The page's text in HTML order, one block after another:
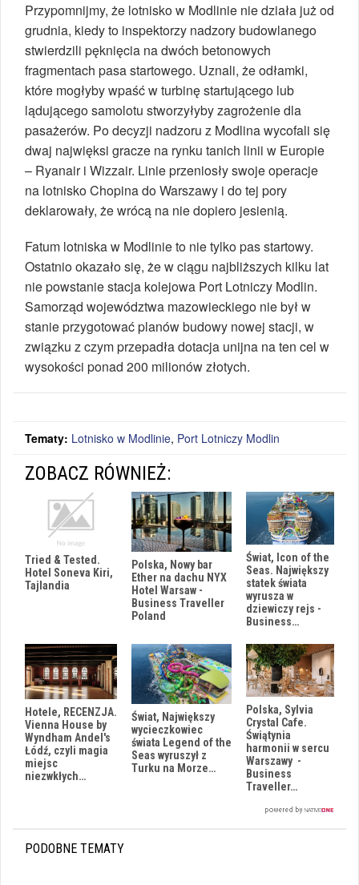
Przypomnijmy, że lotnisko w Modlinie nie działa już od
grudnia, kiedy to inspektorzy nadzory budowlanego
stwierdzili pęknięcia na dwóch betonowych
fragmentach pasa startowego. Uznali, że odłamki,
które mogłyby wpaść w turbinę startującego lub
lądującego samolotu stworzyłyby zagrożenie dla
pasażerów. Po decyzji nadzoru z Modlina wycofali się
dwaj najwięksi gracze na rynku tanich linii w Europie
– Ryanair i Wizzair. Linie przeniosły swoje operacje
na lotnisko Chopina do Warszawy i do tej pory
deklarowały, że wrócą na nie dopiero jesienią.
Fatum lotniska w Modlinie to nie tylko pas startowy.
Ostatnio okazało się, że w ciągu najbliższych kilku lat
nie powstanie stacja kolejowa Port Lotniczy Modlin.
Samorząd województwa mazowieckiego nie był w
stanie przygotować planów budowy nowej stacji, w
związku z czym przepadła dotacja unijna na ten cel w
wysokości ponad 200 milionów złotych.
Tematy: Lotnisko w Modlinie, Port Lotniczy Modlin
ZOBACZ RÓWNIEŻ:
Tried & Tested.
Hotel Soneva Kiri,
Tajlandia
Polska, Nowy bar
Ether na dachu NYX
Hotel Warsaw -
Business Traveller
Poland
Świat, Icon of the
Seas. Największy
statek świata
wyrusza w
dziewiczy rejs -
Business…
Hotele, RECENZJA.
Vienna House by
Wyndham Andel's
Łódź, czyli magia
miejsc
niezwkłych…
Świat, Największy
wycieczkowiec
świata Legend of the
Seas wyruszył z
Turku na Morze…
Polska, Sylvia
Crystal Cafe.
Świątynia
harmonii w sercu
Warszawy -
Business
Traveller…
PODOBNE TEMATY